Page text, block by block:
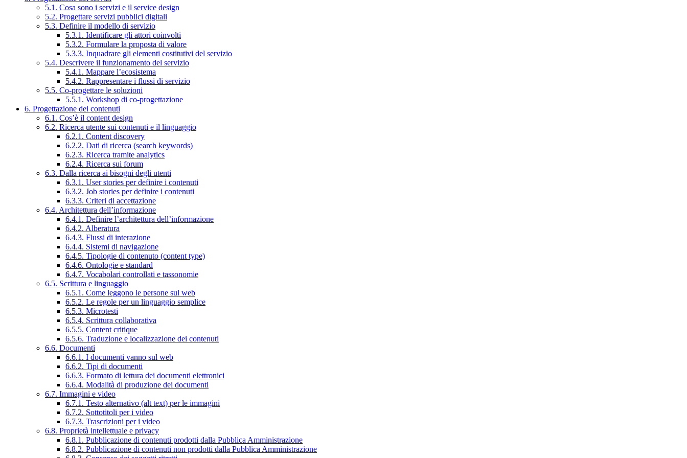
5.1. Cosa sono i servizi e il service design
5.2. Progettare servizi pubblici digitali
5.3. Definire il modello di servizio
5.3.1. Identificare gli attori coinvolti
5.3.2. Formulare la proposta di valore
5.3.3. Inquadrare gli elementi costitutivi del servizio
5.4. Descrivere il funzionamento del servizio
5.4.1. Mappare l’ecosistema
5.4.2. Rappresentare i flussi di servizio
5.5. Co-progettare le soluzioni
5.5.1. Workshop di co-progettazione
6. Progettazione dei contenuti
6.1. Cos’è il content design
6.2. Ricerca utente sui contenuti e il linguaggio
6.2.1. Content discovery
6.2.2. Dati di ricerca (search keywords)
6.2.3. Ricerca tramite analytics
6.2.4. Ricerca sui forum
6.3. Dalla ricerca ai bisogni degli utenti
6.3.1. User stories per definire i contenuti
6.3.2. Job stories per definire i contenuti
6.3.3. Criteri di accettazione
6.4. Architettura dell’informazione
6.4.1. Definire l’architettura dell’informazione
6.4.2. Alberatura
6.4.3. Flussi di interazione
6.4.4. Sistemi di navigazione
6.4.5. Tipologie di contenuto (content type)
6.4.6. Ontologie e standard
6.4.7. Vocabolari controllati e tassonomie
6.5. Scrittura e linguaggio
6.5.1. Come leggono le persone sul web
6.5.2. Le regole per un linguaggio semplice
6.5.3. Microtesti
6.5.4. Scrittura collaborativa
6.5.5. Content critique
6.5.6. Traduzione e localizzazione dei contenuti
6.6. Documenti
6.6.1. I documenti vanno sul web
6.6.2. Tipi di documenti
6.6.3. Formato di lettura dei documenti elettronici
6.6.4. Modalità di produzione dei documenti
6.7. Immagini e video
6.7.1. Testo alternativo (alt text) per le immagini
6.7.2. Sottotitoli per i video
6.7.3. Trascrizioni per i video
6.8. Proprietà intellettuale e privacy
6.8.1. Pubblicazione di contenuti prodotti dalla Pubblica Amministrazione
6.8.2. Pubblicazione di contenuti non prodotti dalla Pubblica Amministrazione